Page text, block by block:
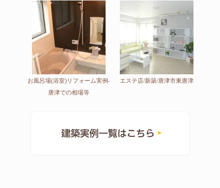
お風呂場(浴室)リフォーム実例-
唐津での相場等
エステ店/新築/唐津市東唐津